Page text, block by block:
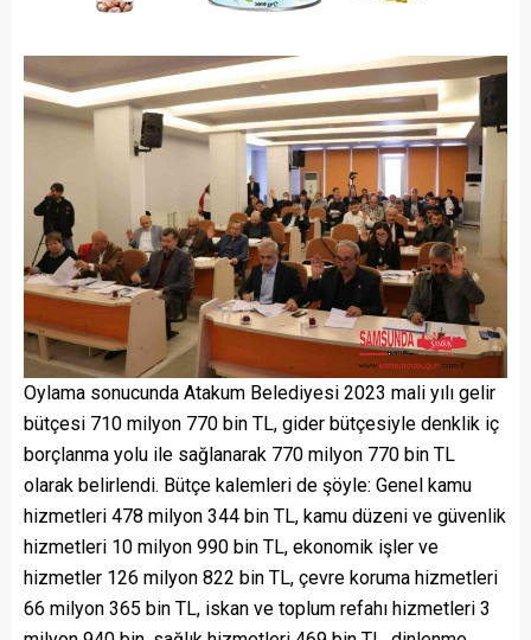
Oylama sonucunda Atakum Belediyesi 2023 mali yılı gelir
bütçesi 710 milyon 770 bin TL, gider bütçesiyle denklik iç
borçlanma yolu ile sağlanarak 770 milyon 770 bin TL
olarak belirlendi. Bütçe kalemleri de şöyle: Genel kamu
hizmetleri 478 milyon 344 bin TL, kamu düzeni ve güvenlik
hizmetleri 10 milyon 990 bin TL, ekonomik işler ve
hizmetler 126 milyon 822 bin TL, çevre koruma hizmetleri
66 milyon 365 bin TL, iskan ve toplum refahı hizmetleri 3